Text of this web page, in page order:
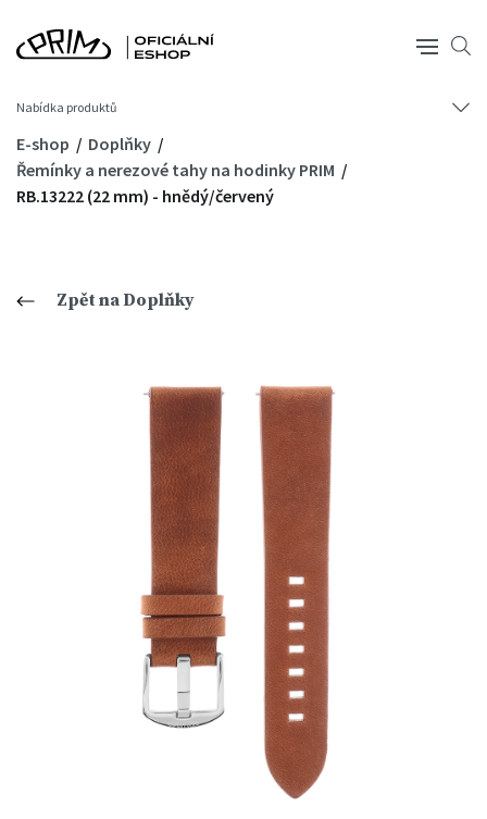
Nabídka produktů
E-shop
Doplňky
Řemínky a nerezové tahy na hodinky PRIM
RB.13222 (22 mm) - hnědý/červený
Zpět na Doplňky